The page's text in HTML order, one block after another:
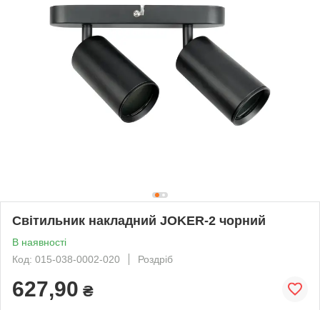
Світильник накладний JOKER-2 чорний
В наявності
Код: 015-038-0002-020
Роздріб
627,90 ₴